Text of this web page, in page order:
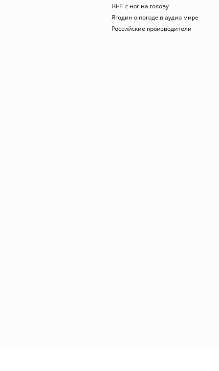
Hi-Fi с ног на голову
Ягодин о погоде в аудио мире
Российские производители